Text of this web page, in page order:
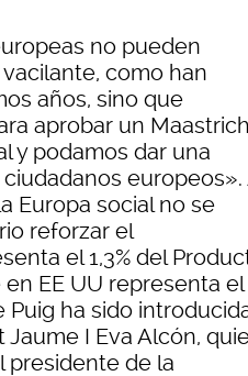
no pueden
como han
años, sino que
aprobar un
y podamos dar una
europeos».
Europa social no se
reforzar el
el 1,3% del
EE UU representa el
Puig ha sido
I Eva Alcón,
presidente de la